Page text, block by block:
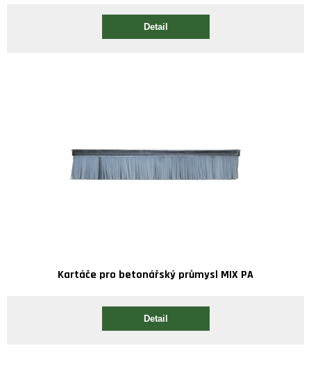
Detail
Kartáče pro betonářský průmysl MIX PA
Detail